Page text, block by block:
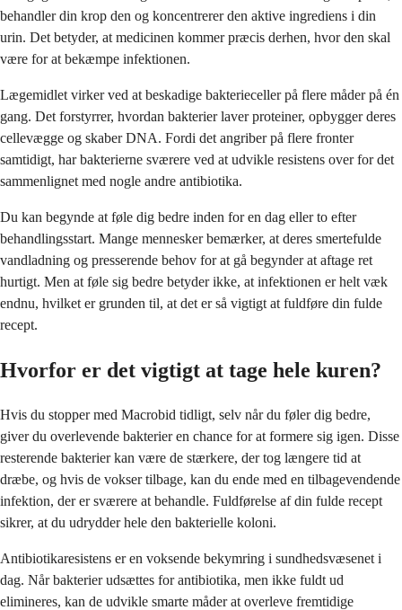
behandler din krop den og koncentrerer den aktive ingrediens i din
urin. Det betyder, at medicinen kommer præcis derhen, hvor den skal
være for at bekæmpe infektionen.
Lægemidlet virker ved at beskadige bakterieceller på flere måder på én
gang. Det forstyrrer, hvordan bakterier laver proteiner, opbygger deres
cellevægge og skaber DNA. Fordi det angriber på flere fronter
samtidigt, har bakterierne sværere ved at udvikle resistens over for det
sammenlignet med nogle andre antibiotika.
Du kan begynde at føle dig bedre inden for en dag eller to efter
behandlingsstart. Mange mennesker bemærker, at deres smertefulde
vandladning og presserende behov for at gå begynder at aftage ret
hurtigt. Men at føle sig bedre betyder ikke, at infektionen er helt væk
endnu, hvilket er grunden til, at det er så vigtigt at fuldføre din fulde
recept.
Hvorfor er det vigtigt at tage hele kuren?
Hvis du stopper med Macrobid tidligt, selv når du føler dig bedre,
giver du overlevende bakterier en chance for at formere sig igen. Disse
resterende bakterier kan være de stærkere, der tog længere tid at
dræbe, og hvis de vokser tilbage, kan du ende med en tilbagevendende
infektion, der er sværere at behandle. Fuldførelse af din fulde recept
sikrer, at du udrydder hele den bakterielle koloni.
Antibiotikaresistens er en voksende bekymring i sundhedsvæsenet i
dag. Når bakterier udsættes for antibiotika, men ikke fuldt ud
elimineres, kan de udvikle smarte måder at overleve fremtidige